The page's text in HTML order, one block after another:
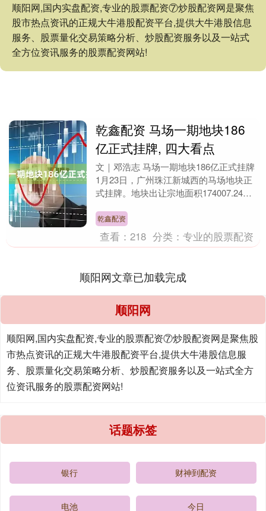
顺阳网,国内实盘配资,专业的股票配资⑦炒股配资网是聚焦
股市热点资讯的正规大牛港股配资平台,提供大牛港股信息
服务、股票量化交易策略分析、炒股配资服务以及一站式
全方位资讯服务的股票配资网站!
乾鑫配资 马场一期地块186
亿正式挂牌, 四大看点
文｜邓浩志 马场一期地块186亿正式挂牌
1月23日，广州珠江新城西的马场地块正
式挂牌。地块出让宗地面积174007.24
乾鑫配资
查看：218 分类：专业的股票配资
顺阳网文章已加载完成
顺阳网
顺阳网,国内实盘配资,专业的股票配资⑦炒股配资网是聚焦股
市热点资讯的正规大牛港股配资平台,提供大牛港股信息服
务、股票量化交易策略分析、炒股配资服务以及一站式全方
位资讯服务的股票配资网站!
话题标签
银行 财神到配资
电池 今日